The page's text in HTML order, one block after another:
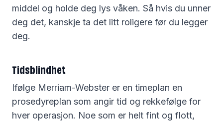
middel og holde deg lys våken. Så hvis du unner
deg det, kanskje ta det litt roligere før du legger
deg.
Tidsblindhet
Ifølge Merriam-Webster er en timeplan en
prosedyreplan som angir tid og rekkefølge for
hver operasjon. Noe som er helt fint og flott,